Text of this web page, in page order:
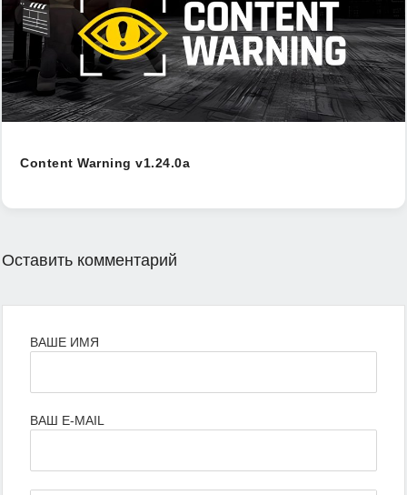
Content Warning v1.24.0a
Оставить комментарий
ВАШЕ ИМЯ
ВАШ E-MAIL